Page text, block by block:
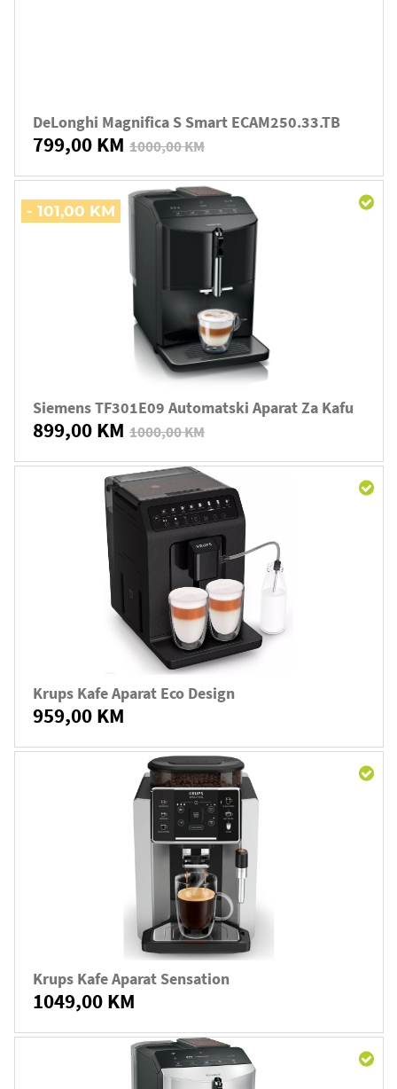
DeLonghi Magnifica S Smart ECAM250.33.TB
799,00 KM 1000,00 KM
- 101,00 KM
Siemens TF301E09 Automatski Aparat Za Kafu
899,00 KM 1000,00 KM
Krups Kafe Aparat Eco Design
959,00 KM
Krups Kafe Aparat Sensation
1049,00 KM